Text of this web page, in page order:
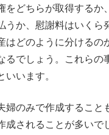
をどちらが取得するか
うか、慰謝料はいくら
はどのように分けるの
るでしょう。これらの
いいます。
婦のみで作成すること
成されることが多いで